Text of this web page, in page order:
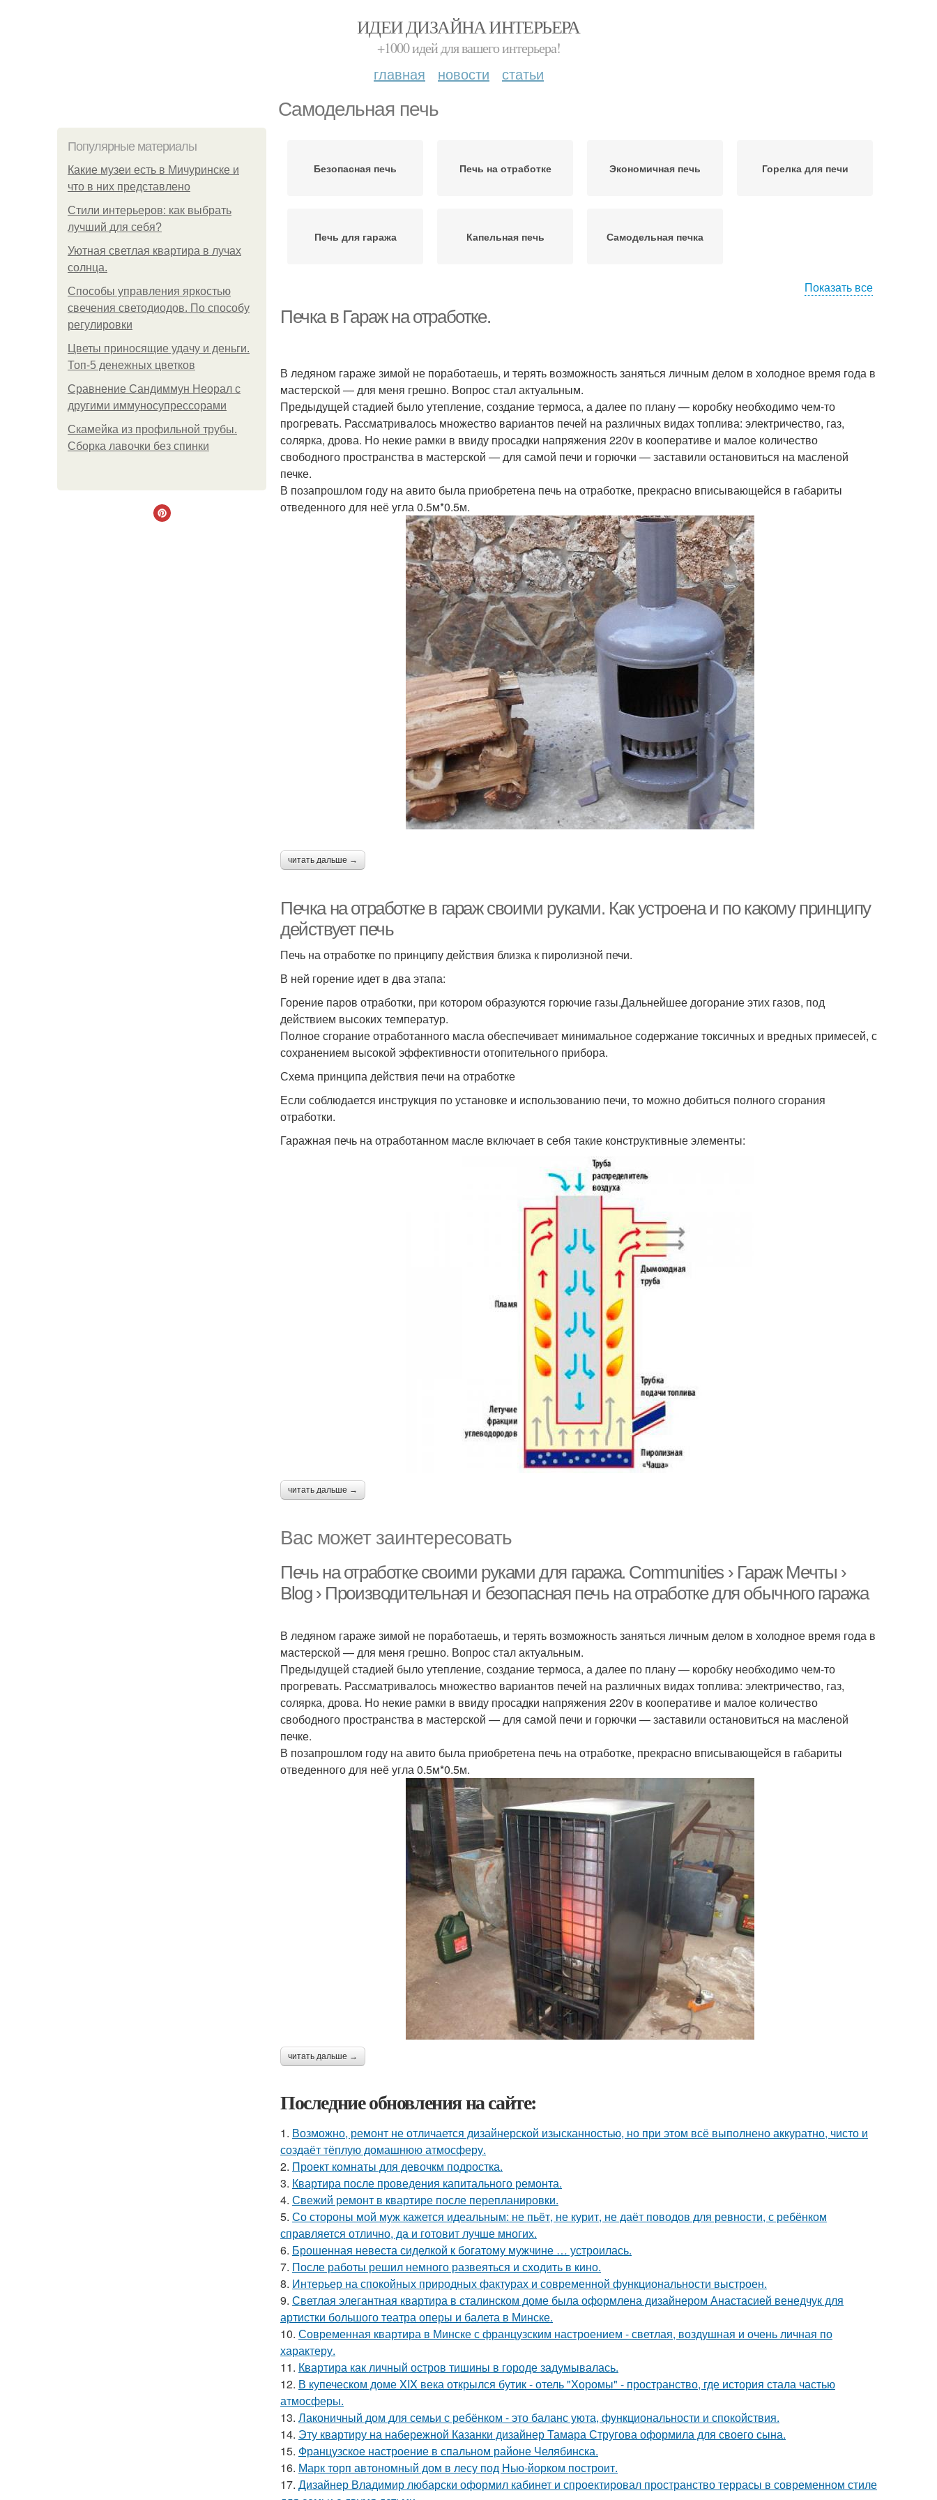
ИДЕИ ДИЗАЙНА ИНТЕРЬЕРА
+1000 идей для вашего интерьера!
главная новости статьи
Самодельная печь
Популярные материалы
Какие музеи есть в Мичуринске и
что в них представлено
Стили интерьеров: как выбрать
лучший для себя?
Уютная светлая квартира в лучах
солнца.
Способы управления яркостью
свечения светодиодов. По способу
регулировки
Цветы приносящие удачу и деньги.
Топ-5 денежных цветков
Сравнение Сандиммун Неорал с
другими иммуносупрессорами
Скамейка из профильной трубы.
Сборка лавочки без спинки
Безопасная печь Печь на отработке Экономичная печь Горелка для печи
Печь для гаража Капельная печь Самодельная печка
Показать все
Печка в Гараж на отработке.
В ледяном гараже зимой не поработаешь, и терять возможность заняться личным делом в холодное время года в
мастерской — для меня грешно. Вопрос стал актуальным.
Предыдущей стадией было утепление, создание термоса, а далее по плану — коробку необходимо чем-то
прогревать. Рассматривалось множество вариантов печей на различных видах топлива: электричество, газ,
солярка, дрова. Но некие рамки в ввиду просадки напряжения 220v в кооперативе и малое количество
свободного пространства в мастерской — для самой печи и горючки — заставили остановиться на масленой
печке.
В позапрошлом году на авито была приобретена печь на отработке, прекрасно вписывающейся в габариты
отведенного для неё угла 0.5м*0.5м.
читать дальше →
Печка на отработке в гараж своими руками. Как устроена и по какому принципу
действует печь
Печь на отработке по принципу действия близка к пиролизной печи.
В ней горение идет в два этапа:
Горение паров отработки, при котором образуются горючие газы.Дальнейшее догорание этих газов, под
действием высоких температур.
Полное сгорание отработанного масла обеспечивает минимальное содержание токсичных и вредных примесей, с
сохранением высокой эффективности отопительного прибора.
Схема принципа действия печи на отработке
Если соблюдается инструкция по установке и использованию печи, то можно добиться полного сгорания
отработки.
Гаражная печь на отработанном масле включает в себя такие конструктивные элементы:
читать дальше →
Вас может заинтересовать
Печь на отработке своими руками для гаража. Communities › Гараж Мечты ›
Blog › Производительная и безопасная печь на отработке для обычного гаража
В ледяном гараже зимой не поработаешь, и терять возможность заняться личным делом в холодное время года в
мастерской — для меня грешно. Вопрос стал актуальным.
Предыдущей стадией было утепление, создание термоса, а далее по плану — коробку необходимо чем-то
прогревать. Рассматривалось множество вариантов печей на различных видах топлива: электричество, газ,
солярка, дрова. Но некие рамки в ввиду просадки напряжения 220v в кооперативе и малое количество
свободного пространства в мастерской — для самой печи и горючки — заставили остановиться на масленой
печке.
В позапрошлом году на авито была приобретена печь на отработке, прекрасно вписывающейся в габариты
отведенного для неё угла 0.5м*0.5м.
читать дальше →
Последние обновления на сайте:
1. Возможно, ремонт не отличается дизайнерской изысканностью, но при этом всё выполнено аккуратно, чисто и
создаёт тёплую домашнюю атмосферу.
2. Проект комнаты для девочкм подростка.
3. Квартира после проведения капитального ремонта.
4. Свежий ремонт в квартире после перепланировки.
5. Со стороны мой муж кажется идеальным: не пьёт, не курит, не даёт поводов для ревности, с ребёнком
справляется отлично, да и готовит лучше многих.
6. Брошенная невеста сиделкой к богатому мужчине … устроилась.
7. После работы решил немного развеяться и сходить в кино.
8. Интерьер на спокойных природных фактурах и современной функциональности выстроен.
9. Светлая элегантная квартира в сталинском доме была оформлена дизайнером Анастасией венедчук для
артистки большого театра оперы и балета в Минске.
10. Современная квартира в Минске с французским настроением - светлая, воздушная и очень личная по
характеру.
11. Квартира как личный остров тишины в городе задумывалась.
12. В купеческом доме XIX века открылся бутик - отель "Хоромы" - пространство, где история стала частью
атмосферы.
13. Лаконичный дом для семьи с ребёнком - это баланс уюта, функциональности и спокойствия.
14. Эту квартиру на набережной Казанки дизайнер Тамара Стругова оформила для своего сына.
15. Французское настроение в спальном районе Челябинска.
16. Марк торп автономный дом в лесу под Нью-йорком построит.
17. Дизайнер Владимир любарски оформил кабинет и спроектировал пространство террасы в современном стиле